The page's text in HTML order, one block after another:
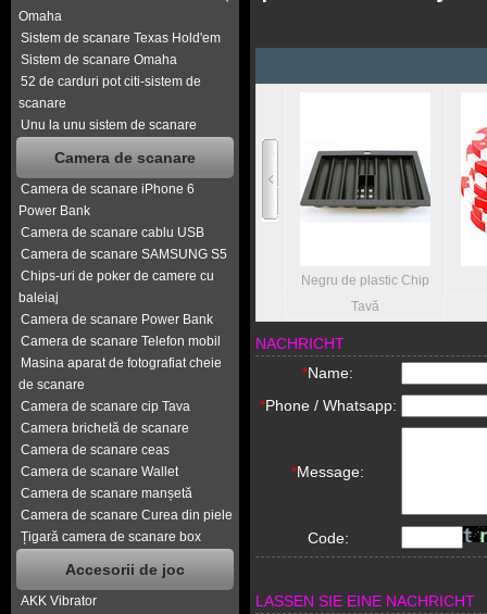
Omaha
Sistem de scanare Texas Hold'em
Sistem de scanare Omaha
52 de carduri pot citi-sistem de
scanare
Unu la unu sistem de scanare
Camera de scanare
Camera de scanare iPhone 6
Power Bank
Camera de scanare cablu USB
Camera de scanare SAMSUNG S5
Chips-uri de poker de camere cu
baleiaj
Camera de scanare Power Bank
Camera de scanare Telefon mobil
Masina aparat de fotografiat cheie
de scanare
Camera de scanare cip Tava
Camera brichetă de scanare
Camera de scanare ceas
Camera de scanare Wallet
Camera de scanare manșetă
Camera de scanare Curea din piele
Țigară camera de scanare box
Accesorii de joc
AKK Vibrator
masa de poker
Negru de plastic Chip
Tavă
NACHRICHT
*Name:
*Phone / Whatsapp:
*Message:
Code:
LASSEN SIE EINE NACHRICHT